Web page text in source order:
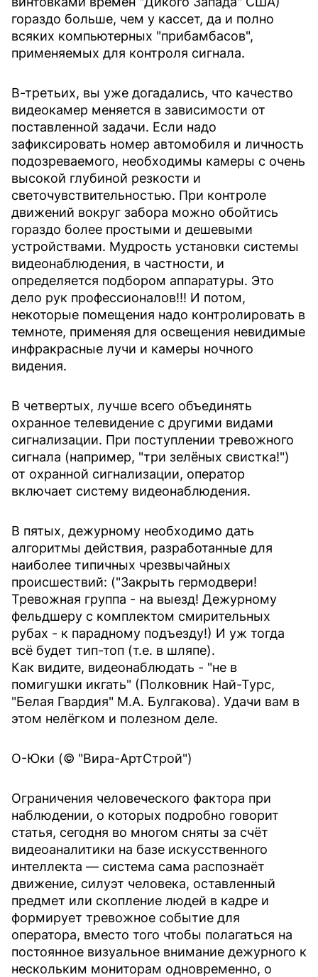
гораздо больше, чем у кассет, да и полно
всяких компьютерных "прибамбасов",
применяемых для контроля сигнала.
В-третьих, вы уже догадались, что качество
видеокамер меняется в зависимости от
поставленной задачи. Если надо
зафиксировать номер автомобиля и личность
подозреваемого, необходимы камеры с очень
высокой глубиной резкости и
светочувствительностью. При контроле
движений вокруг забора можно обойтись
гораздо более простыми и дешевыми
устройствами. Мудрость установки системы
видеонаблюдения, в частности, и
определяется подбором аппаратуры. Это
дело рук профессионалов!!! И потом,
некоторые помещения надо контролировать в
темноте, применяя для освещения невидимые
инфракрасные лучи и камеры ночного
видения.
В четвертых, лучше всего объединять
охранное телевидение с другими видами
сигнализации. При поступлении тревожного
сигнала (например, "три зелёных свистка!")
от охранной сигнализации, оператор
включает систему видеонаблюдения.
В пятых, дежурному необходимо дать
алгоритмы действия, разработанные для
наиболее типичных чрезвычайных
происшествий: ("Закрыть гермодвери!
Тревожная группа - на выезд! Дежурному
фельдшеру с комплектом смирительных
рубах - к парадному подъезду!) И уж тогда
всё будет тип-топ (т.е. в шляпе).
Как видите, видеонаблюдать - "не в
помигушки икгать" (Полковник Най-Турс,
"Белая Гвардия" М.А. Булгакова). Удачи вам в
этом нелёгком и полезном деле.
О-Юки (© "Вира-АртСтрой")
Ограничения человеческого фактора при
наблюдении, о которых подробно говорит
статья, сегодня во многом сняты за счёт
видеоаналитики на базе искусственного
интеллекта — система сама распознаёт
движение, силуэт человека, оставленный
предмет или скопление людей в кадре и
формирует тревожное событие для
оператора, вместо того чтобы полагаться на
постоянное визуальное внимание дежурного к
нескольким мониторам одновременно, о